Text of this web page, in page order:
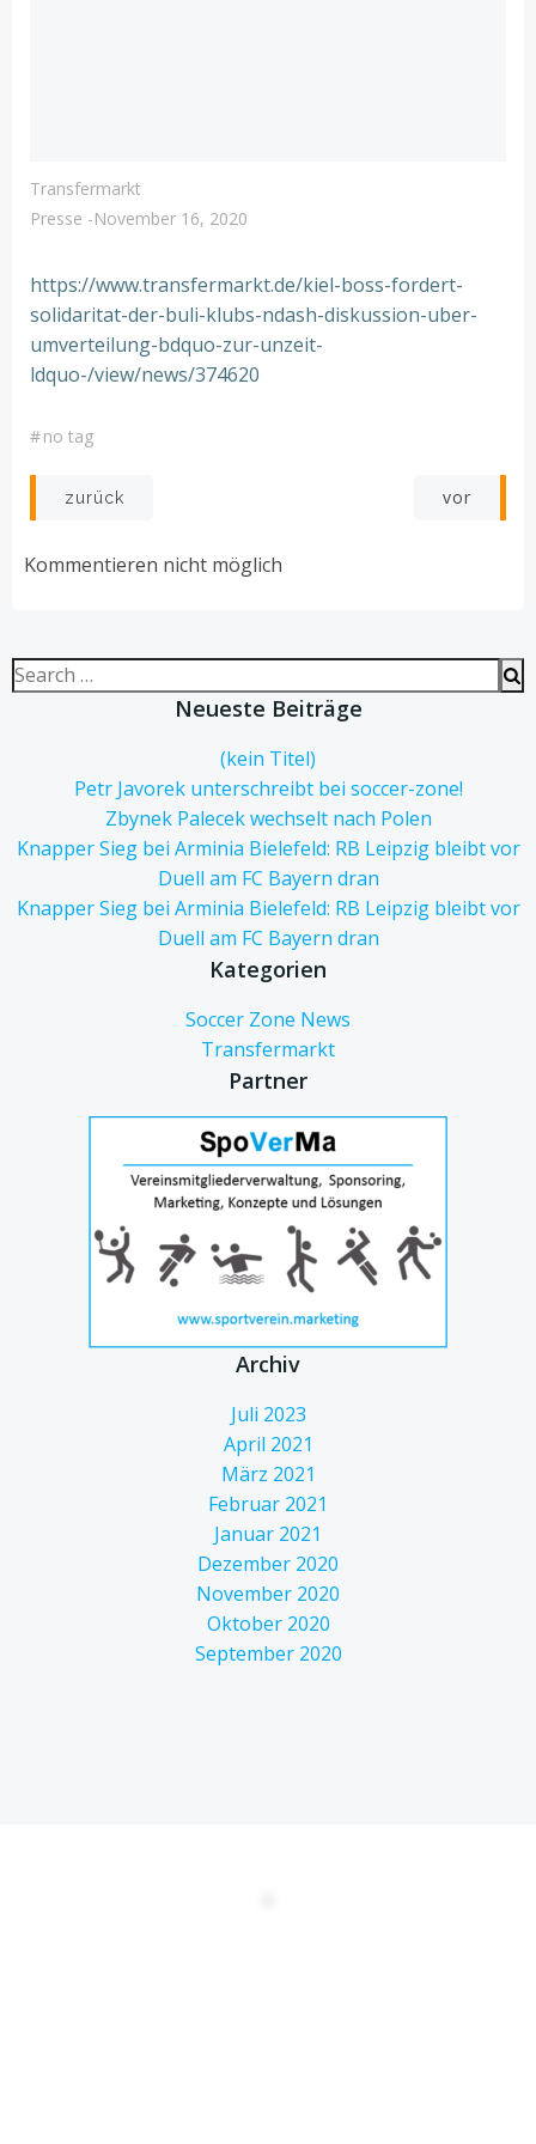
Transfermarkt
Presse -November 16, 2020
https://www.transfermarkt.de/kiel-boss-fordert-
solidaritat-der-buli-klubs-ndash-diskussion-uber-
umverteilung-bdquo-zur-unzeit-
ldquo-/view/news/374620
#no tag
Post
navigation
zurück
navigation
vor
Kommentieren nicht möglich
Search
for:
Neueste Beiträge
(kein Titel)
Petr Javorek unterschreibt bei soccer-zone!
Zbynek Palecek wechselt nach Polen
Knapper Sieg bei Arminia Bielefeld: RB Leipzig bleibt vor
Duell am FC Bayern dran
Knapper Sieg bei Arminia Bielefeld: RB Leipzig bleibt vor
Duell am FC Bayern dran
Kategorien
Soccer Zone News
Transfermarkt
Partner
Archiv
Juli 2023
April 2021
März 2021
Februar 2021
Januar 2021
Dezember 2020
November 2020
Oktober 2020
September 2020